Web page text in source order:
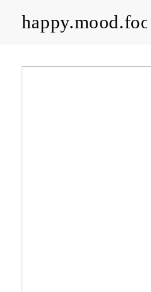
happy.mood.food